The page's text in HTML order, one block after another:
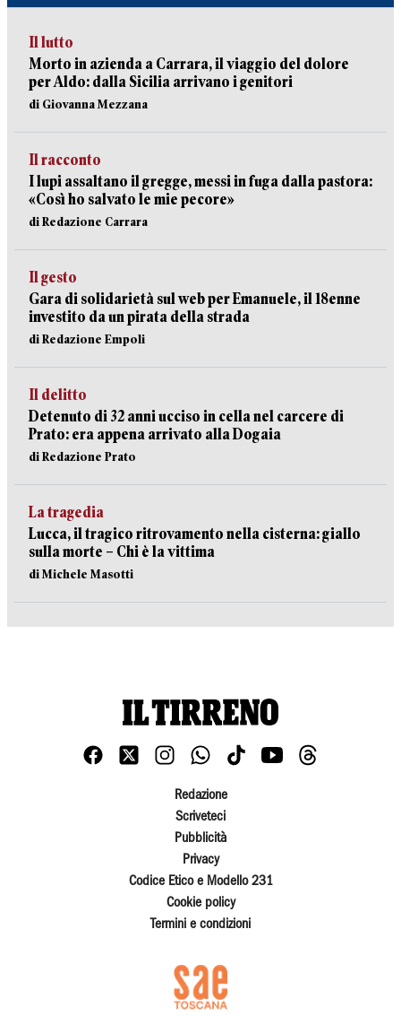
Il lutto
Morto in azienda a Carrara, il viaggio del dolore
per Aldo: dalla Sicilia arrivano i genitori
di Giovanna Mezzana
Il racconto
I lupi assaltano il gregge, messi in fuga dalla pastora:
«Così ho salvato le mie pecore»
di Redazione Carrara
Il gesto
Gara di solidarietà sul web per Emanuele, il 18enne
investito da un pirata della strada
di Redazione Empoli
Il delitto
Detenuto di 32 anni ucciso in cella nel carcere di
Prato: era appena arrivato alla Dogaia
di Redazione Prato
La tragedia
Lucca, il tragico ritrovamento nella cisterna: giallo
sulla morte – Chi è la vittima
di Michele Masotti
Redazione
Scriveteci
Pubblicità
Privacy
Codice Etico e Modello 231
Cookie policy
Termini e condizioni